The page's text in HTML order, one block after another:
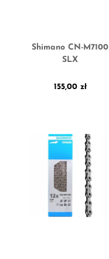
Shimano CN-M7100
SLX
155,00 zł